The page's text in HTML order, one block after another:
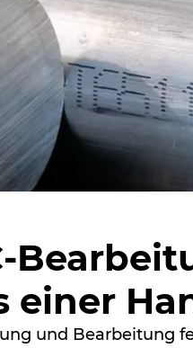
einer
und Bearbeitung